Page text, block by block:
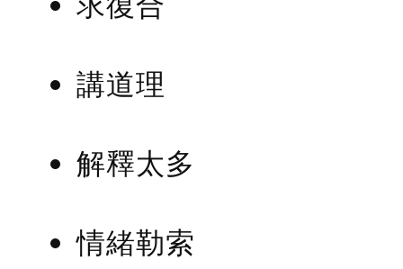
講道理
解釋太多
情緒勒索